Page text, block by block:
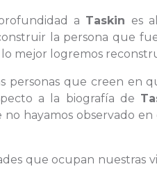
a Taskin es
la persona que
mejor logremos
personas que creen en
a la biografía de
hayamos observado
que ocupan nuestras